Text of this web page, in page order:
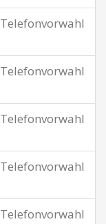
Telefonvorwahl
Telefonvorwahl
Telefonvorwahl
Telefonvorwahl
Telefonvorwahl